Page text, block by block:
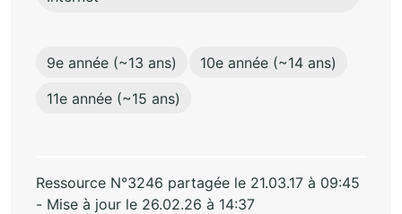
9e année (~13 ans)
10e année (~14 ans)
11e année (~15 ans)
Ressource N°3246 partagée le 21.03.17 à 09:45
- Mise à jour le 26.02.26 à 14:37